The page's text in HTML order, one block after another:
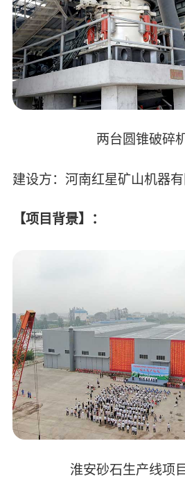
两台圆锥破碎
建设方：河南红星矿山机器
【项目背景】：
淮安砂石生产线项